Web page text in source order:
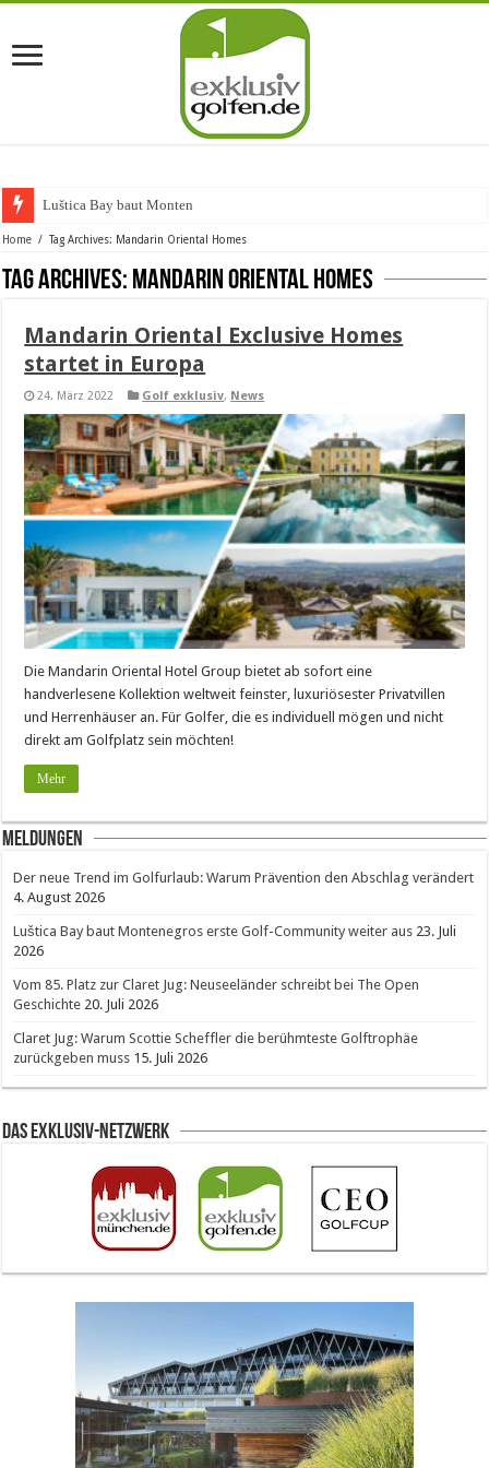
Luštica Bay baut Montenegros
Home / Tag Archives: Mandarin Oriental Homes
Tag Archives: Mandarin Oriental Homes
Mandarin Oriental Exclusive Homes
startet in Europa
24. März 2022 Golf exklusiv, News
Die Mandarin Oriental Hotel Group bietet ab sofort eine
handverlesene Kollektion weltweit feinster, luxuriösester Privatvillen
und Herrenhäuser an. Für Golfer, die es individuell mögen und nicht
direkt am Golfplatz sein möchten!
Mehr
Meldungen
Der neue Trend im Golfurlaub: Warum Prävention den Abschlag verändert
4. August 2026
Luštica Bay baut Montenegros erste Golf-Community weiter aus 23. Juli
2026
Vom 85. Platz zur Claret Jug: Neuseeländer schreibt bei The Open
Geschichte 20. Juli 2026
Claret Jug: Warum Scottie Scheffler die berühmteste Golftrophäe
zurückgeben muss 15. Juli 2026
Das Exklusiv-Netzwerk